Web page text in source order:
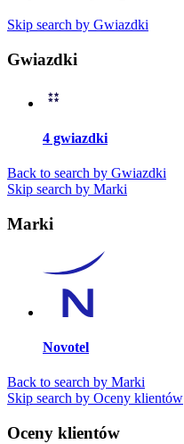
Skip search by Gwiazdki
Gwiazdki
4 gwiazdki
Back to search by Gwiazdki
Skip search by Marki
Marki
Novotel
Back to search by Marki
Skip search by Oceny klientów
Oceny klientów